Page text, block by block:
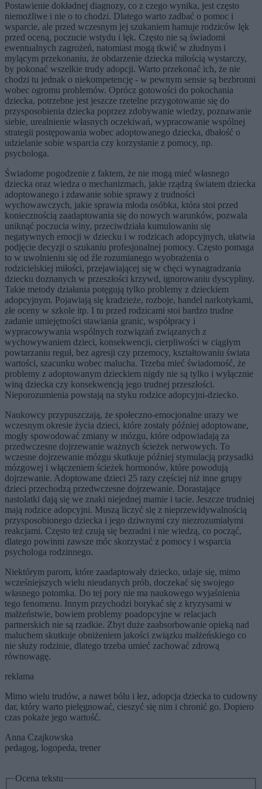
Postawienie dokładnej diagnozy, co z czego wynika, jest często
niemożliwe i nie o to chodzi. Dlatego warto zadbać o pomoc i
wsparcie, ale przed wczesnym jej szukaniem hamuje rodziców lęk
przed oceną, poczucie wstydu i lęk. Często nie są świadomi
ewentualnych zagrożeń, natomiast mogą tkwić w złudnym i
mylącym przekonaniu, że obdarzenie dziecka miłością wystarczy,
by pokonać wszelkie trudy adopcji. Warto przekonać ich, że nie
chodzi tu jednak o niekompetencję - w pewnym sensie są bezbronni
wobec ogromu problemów. Oprócz gotowości do pokochania
dziecka, potrzebne jest jeszcze rzetelne przygotowanie się do
przysposobienia dziecka poprzez zdobywanie wiedzy, poznawanie
siebie, urealnienie własnych oczekiwań, wypracowanie wspólnej
strategii postępowania wobec adoptowanego dziecka, dbałość o
udzielanie sobie wsparcia czy korzystanie z pomocy, np.
psychologa.
Świadome pogodzenie z faktem, że nie mogą mieć własnego
dziecka oraz wiedza o mechanizmach, jakie rządzą światem dziecka
adoptowanego i zdawanie sobie sprawy z trudności
wychowawczych, jakie sprawia młoda osóbka, która stoi przed
koniecznością zaadaptowania się do nowych warunków, pozwala
uniknąć poczucia winy, przeciwdziała kumulowaniu się
negatywnych emocji w dziecku i w rodzicach adopcyjnych, ułatwia
podjęcie decyzji o szukaniu profesjonalnej pomocy. Często pomaga
to w uwolnieniu się od źle rozumianego wyobrażenia o
rodzicielskiej miłości, przejawiającej się w chęci wynagradzania
dziecku doznanych w przeszłości krzywd, ignorowaniu dyscypliny.
Takie metody działania potęgują tylko problemy z dzieckiem
adopcyjnym. Pojawiają się kradzieże, rozboje, handel narkotykami,
złe oceny w szkole itp. I tu przed rodzicami stoi bardzo trudne
zadanie umiejętności stawiania granic, współpracy i
wypracowywania wspólnych rozwiązań związanych z
wychowywaniem dzieci, konsekwencji, cierpliwości w ciągłym
powtarzaniu reguł, bez agresji czy przemocy, kształtowaniu świata
wartości, szacunku wobec malucha. Trzeba mieć świadomość, że
problemy z adoptowanym dzieckiem nigdy nie są tylko i wyłącznie
winą dziecka czy konsekwencją jego trudnej przeszłości.
Nieporozumienia powstają na styku rodzice adopcyjni-dziecko.
Naukowcy przypuszczają, że społeczno-emocjonalne urazy we
wczesnym okresie życia dzieci, które zostały później adoptowane,
mogły spowodować zmiany w mózgu, które odpowiadają za
przedwczesne dojrzewanie ważnych ścieżek nerwowych. To
wczesne dojrzewanie mózgu skutkuje później stymulacją przysadki
mózgowej i włączeniem ścieżek hormonów, które powodują
dojrzewanie. Adoptowane dzieci 25 razy częściej niż inne grupy
dzieci przechodzą przedwczesne dojrzewanie. Dorastające
nastolatki dają się we znaki niejednej mamie i tacie. Jeszcze trudniej
mają rodzice adopcyjni. Muszą liczyć się z nieprzewidywalnością
przysposobionego dziecka i jego dziwnymi czy niezrozumiałymi
reakcjami. Często też czują się bezradni i nie wiedzą, co począć,
dlatego powinni zawsze móc skorzystać z pomocy i wsparcia
psychologa rodzinnego.
Niektórym parom, które zaadaptowały dziecko, udaje się, mimo
wcześniejszych wielu nieudanych prób, doczekać się swojego
własnego potomka. Do tej pory nie ma naukowego wyjaśnienia
tego fenomenu. Innym przychodzi borykać się z kryzysami w
małżeństwie, bowiem problemy poadopcyjne w relacjach
partnerskich nie są rzadkie. Zbyt duże zaabsorbowanie opieką nad
maluchem skutkuje obniżeniem jakości związku małżeńskiego co
nie służy rodzinie, dlatego trzeba umieć zachować zdrową
równowagę.
reklama
Mimo wielu trudów, a nawet bólu i łez, adopcja dziecka to cudowny
dar, który warto pielęgnować, cieszyć się nim i chronić go. Dopiero
czas pokaże jego wartość.
Anna Czajkowska
pedagog, logopeda, trener
Ocena tekstu